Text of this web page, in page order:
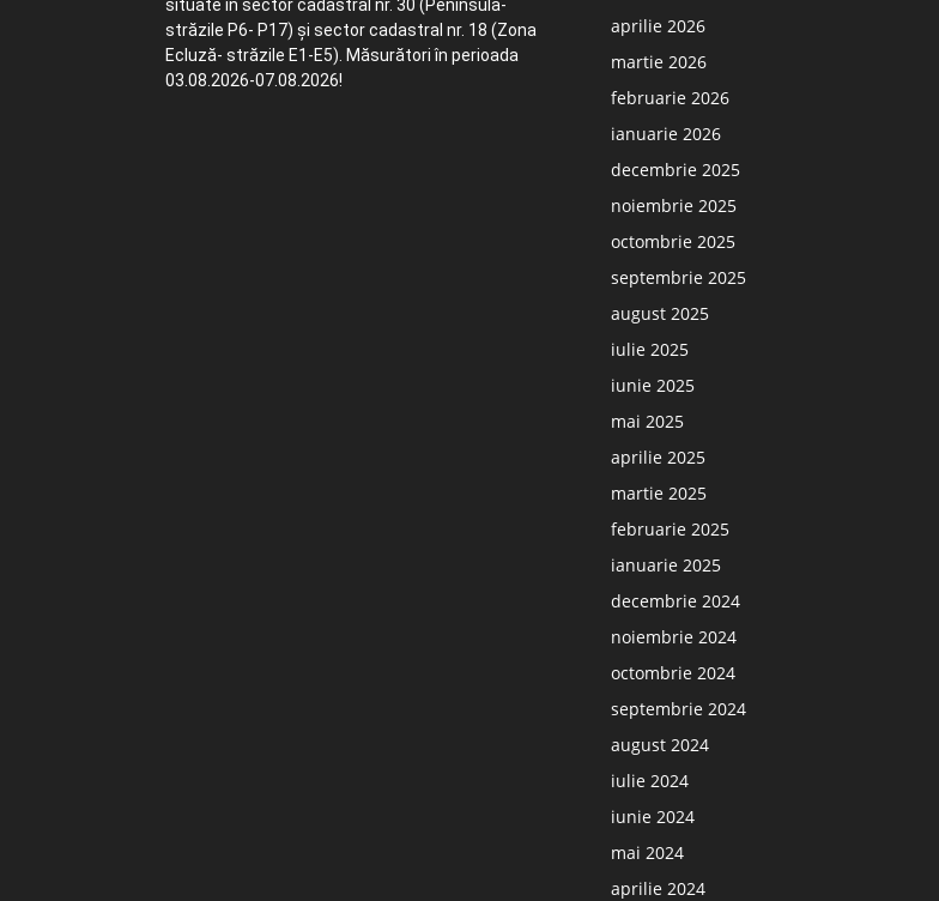
situate în sector cadastral nr. 30 (Peninsula-
străzile P6- P17) și sector cadastral nr. 18 (Zona
Ecluză- străzile E1-E5). Măsurători în perioada
03.08.2026-07.08.2026!
aprilie 2026
martie 2026
februarie 2026
ianuarie 2026
decembrie 2025
noiembrie 2025
octombrie 2025
septembrie 2025
august 2025
iulie 2025
iunie 2025
mai 2025
aprilie 2025
martie 2025
februarie 2025
ianuarie 2025
decembrie 2024
noiembrie 2024
octombrie 2024
septembrie 2024
august 2024
iulie 2024
iunie 2024
mai 2024
aprilie 2024